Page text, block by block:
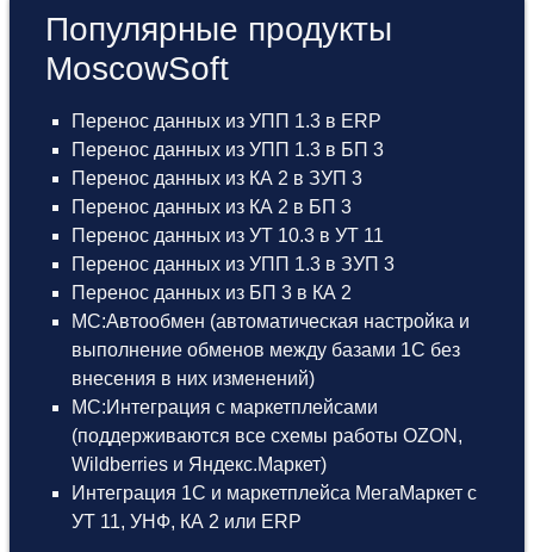
Популярные продукты
MoscowSoft
Перенос данных из УПП 1.3 в ERP
Перенос данных из УПП 1.3 в БП 3
Перенос данных из КА 2 в ЗУП 3
Перенос данных из КА 2 в БП 3
Перенос данных из УТ 10.3 в УТ 11
Перенос данных из УПП 1.3 в ЗУП 3
Перенос данных из БП 3 в КА 2
МС:Автообмен (автоматическая настройка и
выполнение обменов между базами 1С без
внесения в них изменений)
МС:Интеграция с маркетплейсами
(поддерживаются все схемы работы OZON,
Wildberries и Яндекс.Маркет)
Интеграция 1С и маркетплейса МегаМаркет с
УТ 11, УНФ, КА 2 или ERP